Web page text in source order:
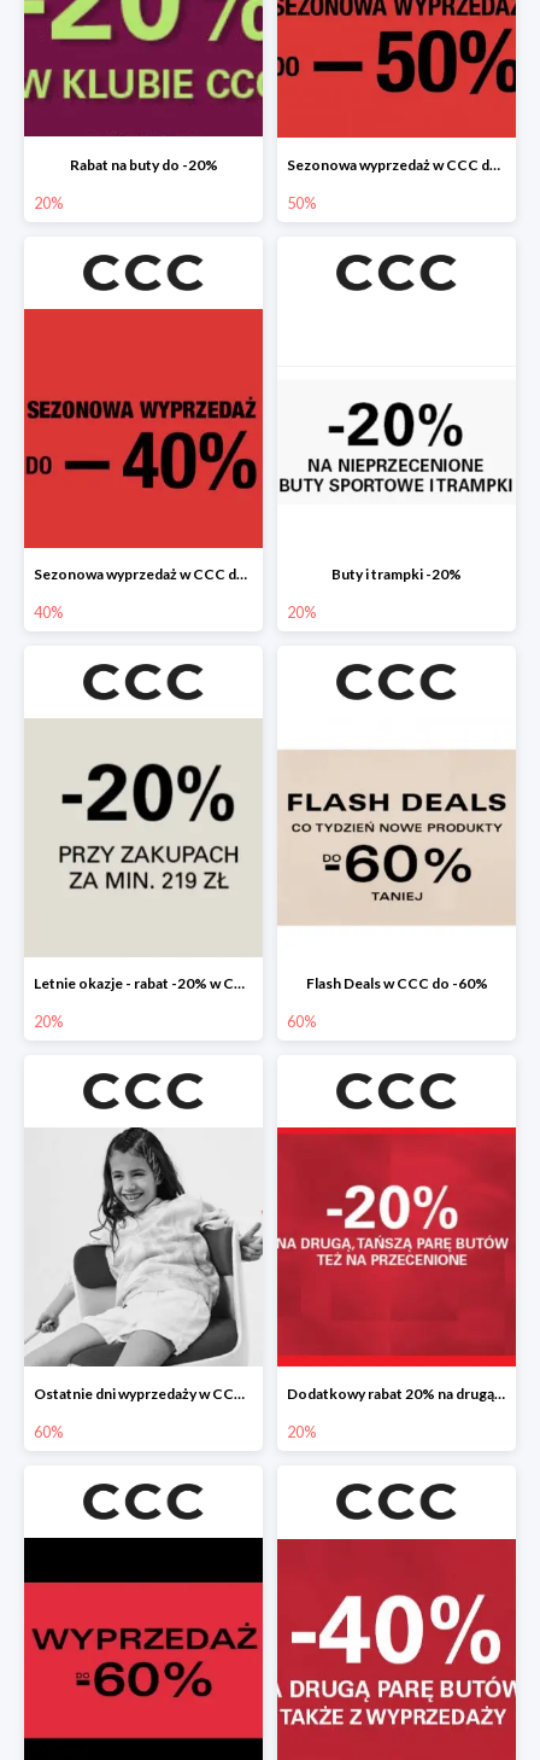
Rabat na buty do -20%
20%
Sezonowa wyprzedaż w CCC do -50%
50%
Sezonowa wyprzedaż w CCC do -40%
40%
Buty i trampki -20%
20%
Letnie okazje - rabat -20% w CCC
20%
Flash Deals w CCC do -60%
60%
Ostatnie dni wyprzedaży w CCC do -60%
60%
Dodatkowy rabat 20% na drugą, tańszą parę butów
20%